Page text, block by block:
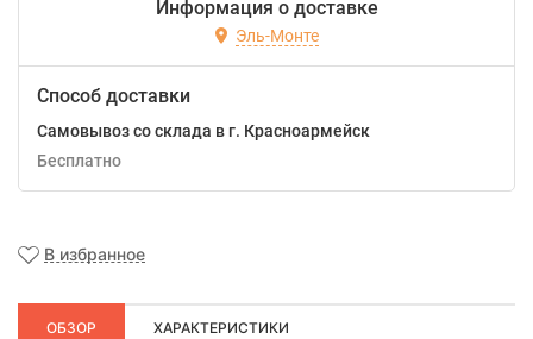
Информация о доставке
Эль-Монте
Способ доставки
Самовывоз со склада в г. Красноармейск
Бесплатно
В избранное
ОБЗОР ХАРАКТЕРИСТИКИ